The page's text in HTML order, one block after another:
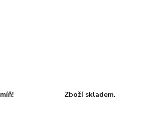
Zboží skladem.